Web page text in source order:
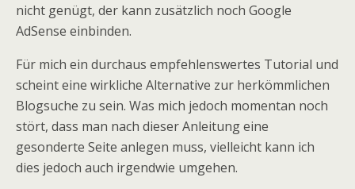
nicht genügt, der kann zusätzlich noch Google
AdSense einbinden.
Für mich ein durchaus empfehlenswertes Tutorial und
scheint eine wirkliche Alternative zur herkömmlichen
Blogsuche zu sein. Was mich jedoch momentan noch
stört, dass man nach dieser Anleitung eine
gesonderte Seite anlegen muss, vielleicht kann ich
dies jedoch auch irgendwie umgehen.